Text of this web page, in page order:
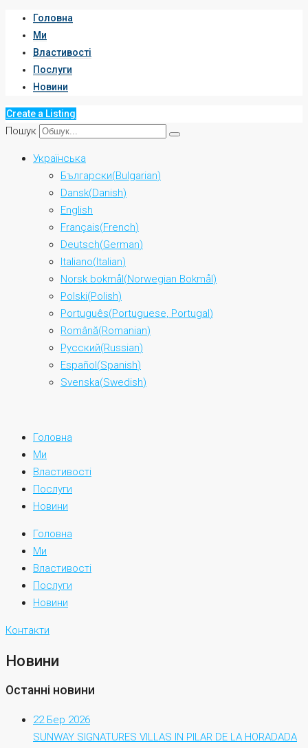
Головна
Ми
Властивості
Послуги
Новини
Create a Listing
Пошук
Українська
Български(Bulgarian)
Dansk(Danish)
English
Français(French)
Deutsch(German)
Italiano(Italian)
Norsk bokmål(Norwegian Bokmål)
Polski(Polish)
Português(Portuguese, Portugal)
Română(Romanian)
Русский(Russian)
Español(Spanish)
Svenska(Swedish)
Головна
Ми
Властивості
Послуги
Новини
Головна
Ми
Властивості
Послуги
Новини
Контакти
Новини
Останні новини
22 Бер 2026
SUNWAY SIGNATURES VILLAS IN PILAR DE LA HORADADA